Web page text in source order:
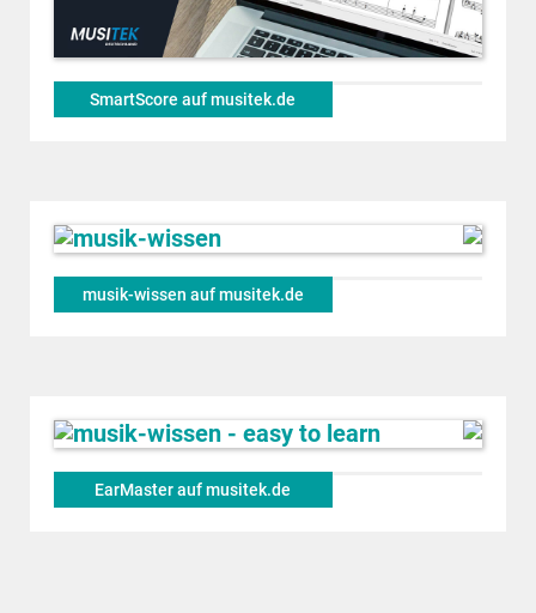
SmartScore auf musitek.de
musik-wissen auf musitek.de
EarMaster auf musitek.de